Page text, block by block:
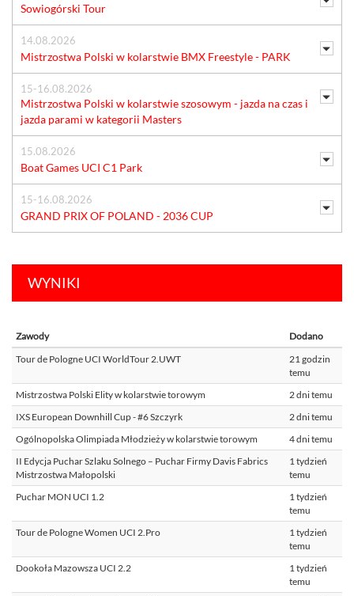
Sowiogórski Tour
14.08.2026
Mistrzostwa Polski w kolarstwie BMX Freestyle - PARK
15-16.08.2026
Mistrzostwa Polski w kolarstwie szosowym - jazda na czas i
jazda parami w kategorii Masters
15.08.2026
Boat Games UCI C1 Park
15-16.08.2026
GRAND PRIX OF POLAND - 2036 CUP
WYNIKI
Zawody
Dodano
Tour de Pologne UCI WorldTour 2.UWT
21 godzin
temu
Mistrzostwa Polski Elity w kolarstwie torowym
2 dni temu
IXS European Downhill Cup - #6 Szczyrk
2 dni temu
Ogólnopolska Olimpiada Młodzieży w kolarstwie torowym
4 dni temu
II Edycja Puchar Szlaku Solnego – Puchar Firmy Davis Fabrics
Mistrzostwa Małopolski
1 tydzień
temu
Puchar MON UCI 1.2
1 tydzień
temu
Tour de Pologne Women UCI 2.Pro
1 tydzień
temu
Dookoła Mazowsza UCI 2.2
1 tydzień
temu